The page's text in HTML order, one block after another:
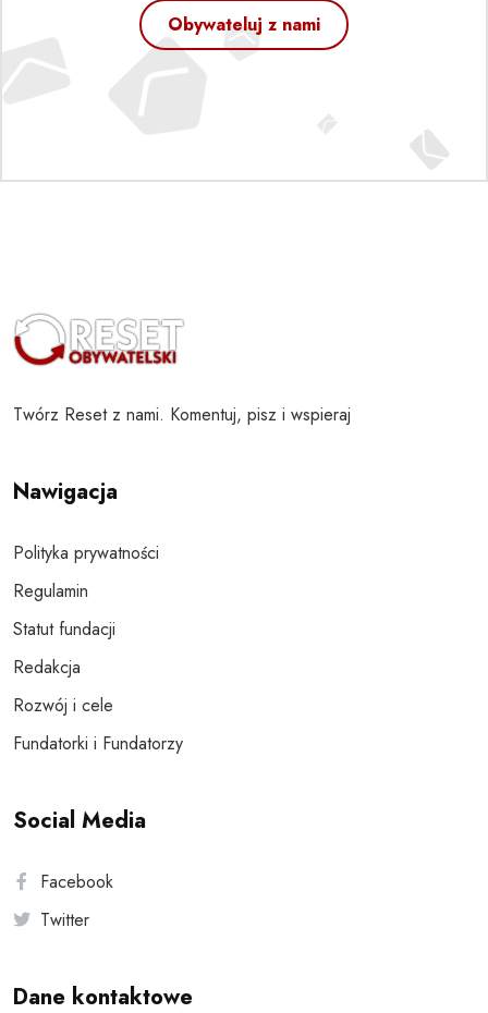
Obywateluj z nami
Twórz Reset z nami. Komentuj, pisz i wspieraj
Nawigacja
Polityka prywatności
Regulamin
Statut fundacji
Redakcja
Rozwój i cele
Fundatorki i Fundatorzy
Social Media
Facebook
Twitter
Dane kontaktowe